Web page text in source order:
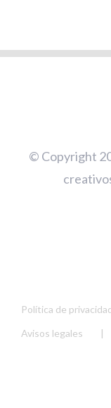
© Copyright
Política de
Avisos legales